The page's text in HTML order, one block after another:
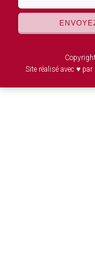
Site réalisé avec ♥